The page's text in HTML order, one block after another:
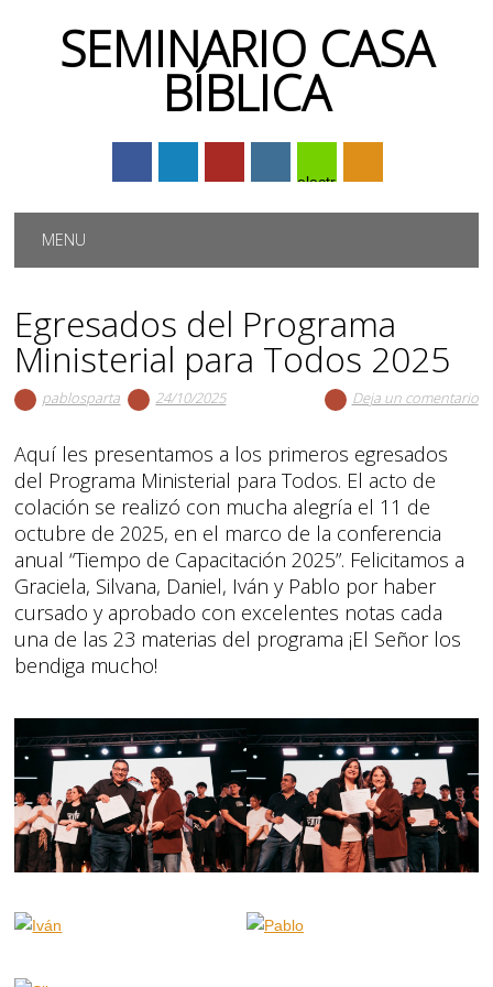
SEMINARIO CASA
BÍBLICA
electrónico
Menú principal
MENU
Egresados del Programa
Ministerial para Todos 2025
pablosparta 24/10/2025 Deja un comentario
Aquí les presentamos a los primeros egresados
del Programa Ministerial para Todos. El acto de
colación se realizó con mucha alegría el 11 de
octubre de 2025, en el marco de la conferencia
anual “Tiempo de Capacitación 2025”. Felicitamos a
Graciela, Silvana, Daniel, Iván y Pablo por haber
cursado y aprobado con excelentes notas cada
una de las 23 materias del programa ¡El Señor los
bendiga mucho!